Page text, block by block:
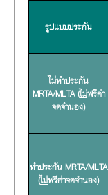
รูปแบบประกัน
ไม่ทำประกัน
MRTA/MLTA (ไม่ฟรีค่า
จดจำนอง)
ทำประกัน MRTA/MLTA
(ไม่ฟรีค่าจดจำนอง)